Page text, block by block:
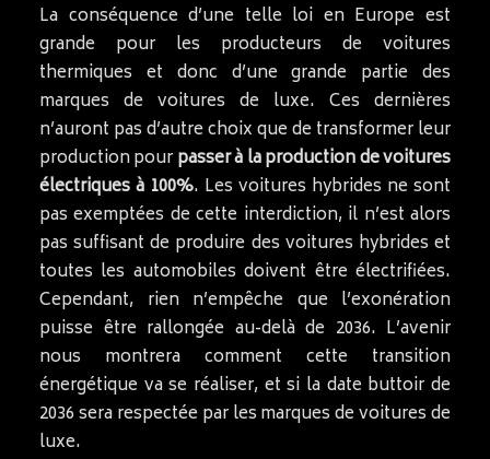
La conséquence d’une telle loi en Europe est
grande pour les producteurs de voitures
thermiques et donc d’une grande partie des
marques de voitures de luxe. Ces dernières
n’auront pas d’autre choix que de transformer leur
production pourpasser à la production de voitures
électriques à 100%. Les voitures hybrides ne sont
pas exemptées de cette interdiction, il n’est alors
pas suffisant de produire des voitures hybrides et
toutes les automobiles doivent être électrifiées.
Cependant, rien n’empêche que l’exonération
puisse être rallongée au-delà de 2036. L’avenir
nous montrera comment cette transition
énergétique va se réaliser, et si la date buttoir de
2036 sera respectée par les marques de voitures de
luxe.